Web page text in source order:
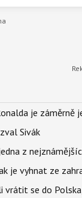
je záměrně
Sivák
z
je vyhnat ze
vrátit se do